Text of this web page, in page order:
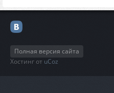
Полная версия сайта
Хостинг от uCoz